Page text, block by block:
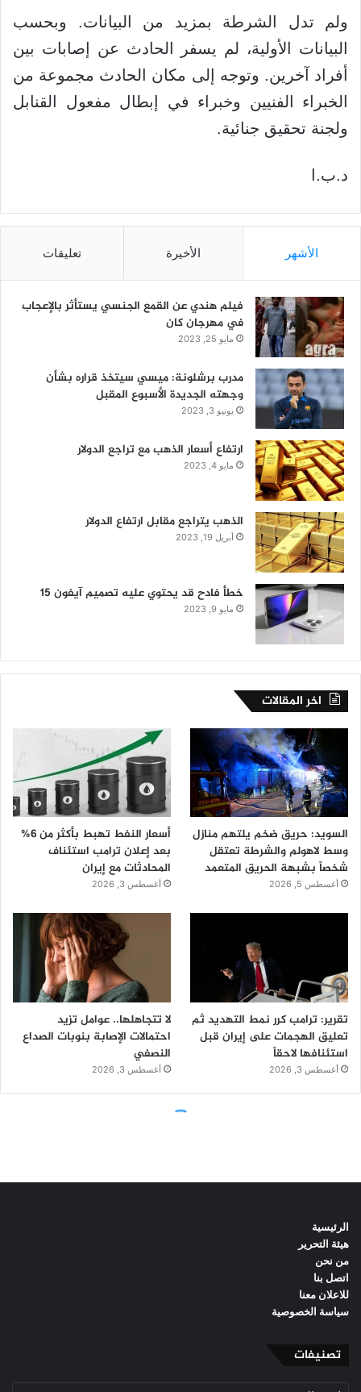
الرئيسية
هيئة التحرير
من نحن
اتصل بنا
للاعلان معنا
سياسة الخصوصية
تصنيفات